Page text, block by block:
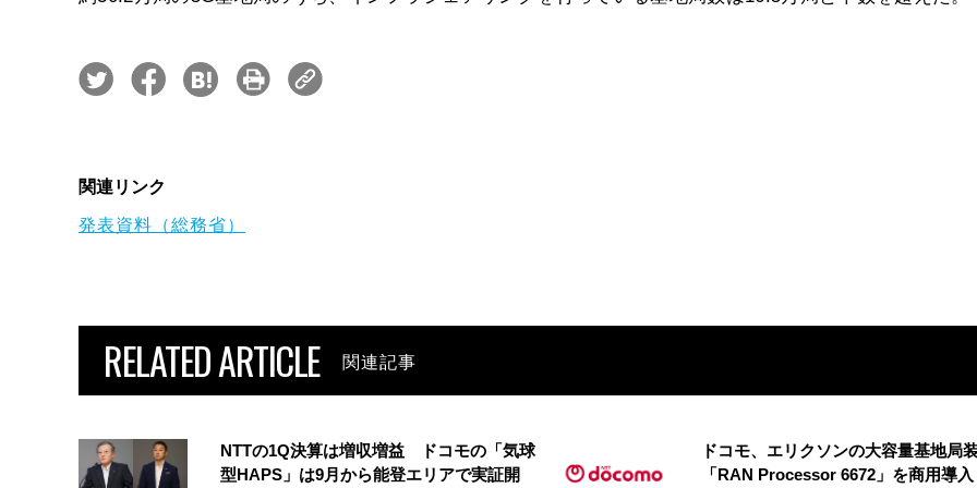
関連リンク
発表資料（総務省）
RELATED ARTICLE 関連記事
NTTの1Q決算は増収増益 ドコモの「気球
型HAPS」は9月から能登エリアで実証開
ドコモ、エリクソンの大容量基地局
「RAN Processor 6672」を商用導入